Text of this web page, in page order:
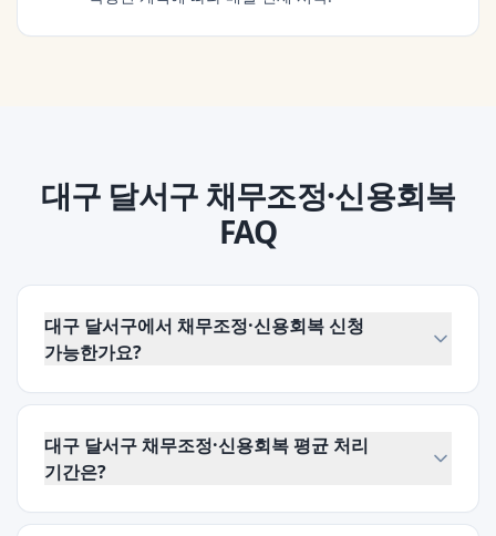
대구 달서구채무조정·신용회복
FAQ
대구 달서구에서 채무조정·신용회복 신청
가능한가요?
대구 달서구 채무조정·신용회복 평균 처리
기간은?